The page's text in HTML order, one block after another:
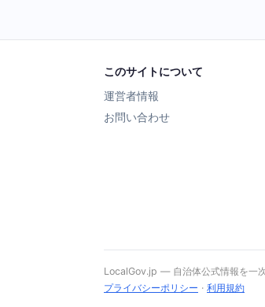
このサイトについて
運営者情報
お問い合わせ
LocalGov.jp — 自治体公式情報を一
プライバシーポリシー · 利用規約